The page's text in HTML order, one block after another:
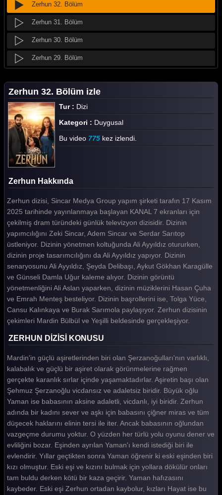
Zerhun 32. Bölüm
Zerhun 31. Bölüm
Zerhun 30. Bölüm
Zerhun 29. Bölüm
Zerhun 27. Bölüm
Zerhun 26. Bölüm
Zerhun 25. Bölüm
Zerhun 24. Bölüm
Zerhun 23. Bölüm
Zerhun 22. Bölüm
Zerhun 21. Bölüm
Zerhun 20. Bölüm
Zerhun 19. Bölüm
Zerhun 18. Bölüm
Zerhun 17. Bölüm
Zerhun 16. Bölüm
Zerhun 15. Bölüm
Zerhun 14. Bölüm
Zerhun 13. Bölüm
Zerhun 12. Bölüm
Zerhun 11. Bölüm
Zerhun 10. Bölüm
Zerhun 9. Bölüm
Zerhun 8. Bölüm
Zerhun 7. Bölüm
Zerhun 6. Bölüm
Zerhun 5. Bölüm
Zerhun 32. Bölüm izle
Tur : Dizi
Kategori : Duygusal
Bu video 775 kez izlendi.
Zerhun Hakkında
Zerhun dizisi, Sincar Medya Group yapım şirketi tarafın 17 Kasım
2025 tarihinde yayınlanmaya başlayan KANAL 7 ekranları için
çekilmiş dram türündeki günlük televizyon dizisidir. Dizinin
yapımcılığını Zeki Sincar, Adem Sincar ve Serdar Sarıtop
üstleniyor. Dizinin yönetmen koltuğunda Ali Ayyıldız otururken,
dizinin proje tasarımcılığını da Ali Ayyıldız yapıyor. Dizinin
senaryosunu Ali Ayyıldız, Şeyda Delibaşı, Aykut Gökhan Karagülle
ve Günseli Damla Uğur kaleme alıyor. Dizinin görüntü
yönetmenliğini Ali Aslan yaparken, dizinin müziklerini Hasan Çuha
ve Emrah Menteş besteliyor. Dizinin başrollerini ise, Tolga Yüce,
Cansu Kalınkaya ve Burak Sarımola paylaşıyor. Zerhun dizisinin
çekimleri Mardin Bülbül ve Yeşilli beldesinde gerçekleşiyor.
ZERHUN DİZİSİ KONUSU
Mardin'in güçlü aşiretlerinden biri olan Şerzanoğulları'nın varlıklı,
kalabalık ve güçlü bir aşiret olarak görünmelerine rağmen
gerçekte karanlık sırlar içinde yaşamaktadırlar. Aşiretin başı olan
Şehmuz Şerzanoğlu vicdansız ve adaletsiz biridir. Büyük oğlu
Yaman ise babasının aksine adaletli, vicdanlı, iyi biridir. Zerhun
adında bir kadını sever ve aşkı için babasını çiğner miras ve tüm
düşecek haklarını elinin tersi ile iter. Ancak babasının oğlundan
vazgeçme durumu yoktur. O yüzden her türlü yolu oyunu dener ve
evliliğini bozar. Eşinden ayrılan Yaman'ı kendi istediği biri ile
evlendirir. Yıllar geçtikten sonra Yaman öğrenir ki eski eşinden biri
kızı olmuştur. Eski eşi ve kızını bulmak için yollara dökülür onları
tam buldu derken kötü bir kaza geçirir. Yaman hafızasını
kaybeder. Eski eşi Zerhun ortadan kaybolur, kızları Hayat ise bu